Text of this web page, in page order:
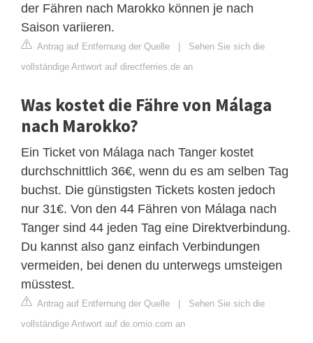
der Fähren nach Marokko können je nach
Saison variieren.
Antrag auf Entfernung der Quelle
Sehen Sie sich die
vollständige Antwort auf directferries.de an
Was kostet die Fähre von Málaga
nach Marokko?
Ein Ticket von Málaga nach Tanger kostet
durchschnittlich 36€, wenn du es am selben Tag
buchst. Die günstigsten Tickets kosten jedoch
nur 31€. Von den 44 Fähren von Málaga nach
Tanger sind 44 jeden Tag eine Direktverbindung.
Du kannst also ganz einfach Verbindungen
vermeiden, bei denen du unterwegs umsteigen
müsstest.
Antrag auf Entfernung der Quelle
Sehen Sie sich die
vollständige Antwort auf de.omio.com an